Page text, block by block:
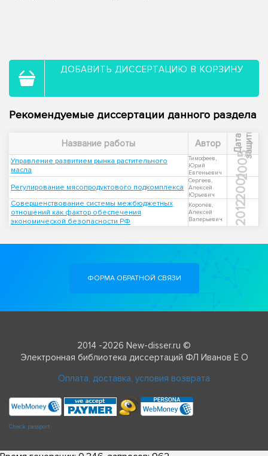
ДОБАВИТЬ ДИССЕРТАЦИЮ В КОРЗИНУ
Рекомендуемые диссертации данного раздела
Название работы Автор Д
а
т
а
з
а
щ
и
ты
Управление развитием рынка растительного
масла
Тимофеев,
Юрий
Евгеньевич
2005
Регулирование мясопродуктового подкомплекса
Сергеев,
Алексей
Юрьевич
2001
Совершенствование системы межбюджетных
отношений как фактор обеспечения
экономической безопасности РФ
Королёв,
Алексей
Валерьевич
2012
ФОРМА ОБРАТНОЙ СВЯЗИ
2014 -2026 New-disser.ru ©
Электронная библиотека диссертаций ФЛ Иванов Е О
Оплата, доставка, условия возврата
Check passport